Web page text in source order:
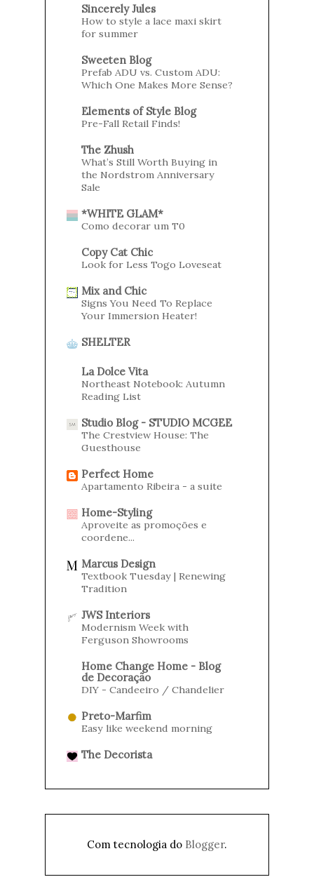
Sincerely Jules
How to style a lace maxi skirt
for summer
Sweeten Blog
Prefab ADU vs. Custom ADU:
Which One Makes More Sense?
Elements of Style Blog
Pre-Fall Retail Finds!
The Zhush
What’s Still Worth Buying in
the Nordstrom Anniversary
Sale
*WHITE GLAM*
Como decorar um T0
Copy Cat Chic
Look for Less Togo Loveseat
Mix and Chic
Signs You Need To Replace
Your Immersion Heater!
SHELTER
La Dolce Vita
Northeast Notebook: Autumn
Reading List
Studio Blog - STUDIO MCGEE
The Crestview House: The
Guesthouse
Perfect Home
Apartamento Ribeira - a suite
Home-Styling
Aproveite as promoções e
coordene...
Marcus Design
Textbook Tuesday | Renewing
Tradition
JWS Interiors
Modernism Week with
Ferguson Showrooms
Home Change Home - Blog
de Decoração
DIY - Candeeiro / Chandelier
Preto-Marfim
Easy like weekend morning
The Decorista
Com tecnologia do Blogger.